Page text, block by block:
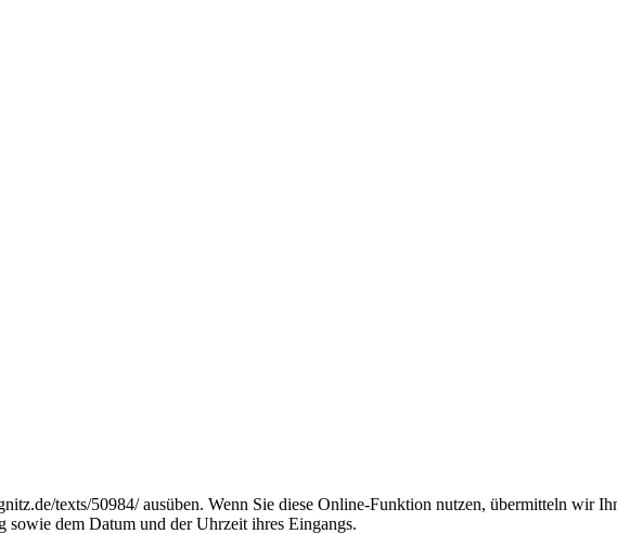
texts/50984/ ausüben. Wenn Sie diese Online-Funktion nutzen, übermitteln wir
dem Datum und der Uhrzeit ihres Eingangs.